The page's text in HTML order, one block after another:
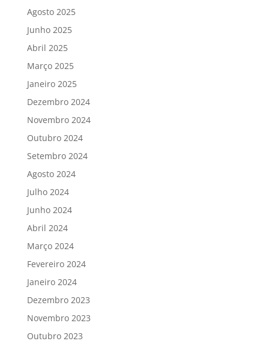
Agosto 2025
Junho 2025
Abril 2025
Março 2025
Janeiro 2025
Dezembro 2024
Novembro 2024
Outubro 2024
Setembro 2024
Agosto 2024
Julho 2024
Junho 2024
Abril 2024
Março 2024
Fevereiro 2024
Janeiro 2024
Dezembro 2023
Novembro 2023
Outubro 2023